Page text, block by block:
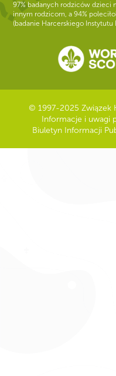
97% badanych rodziców dzieci
innym rodzicom, a 94%
(badanie Harcerskiego
© 1997-2025 Związek
Informacje i uwagi
Biuletyn Informacji